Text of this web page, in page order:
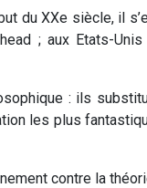
du XXe siècle, il
; aux Etats-
: ils
les plus
contre la